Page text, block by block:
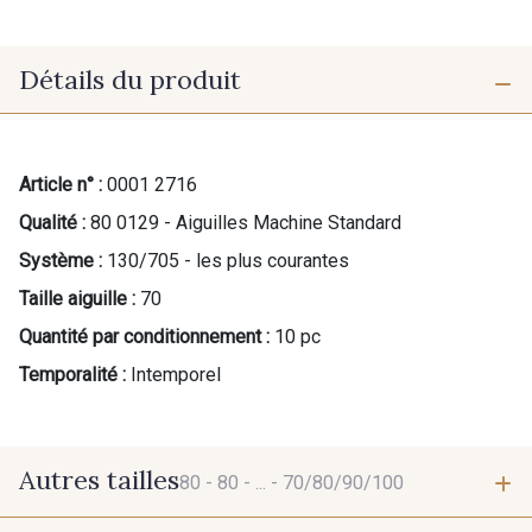
Détails du produit
Article n° : 0001 2716
Qualité : 80 0129 - Aiguilles Machine Standard
Système : 130/705 - les plus courantes
Taille aiguille : 70
Quantité par conditionnement : 10 pc
Temporalité : Intemporel
Autres tailles80 - 80 - ... - 70/80/90/100